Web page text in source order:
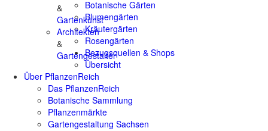
&
Gartenkunst
Architekten
&
Gartengestalter
Botanische Gärten
Blumengärten
Kräutergärten
Rosengärten
Bezugsquellen & Shops
Übersicht
Über PflanzenReich
Das PflanzenReich
Botanische Sammlung
Pflanzenmärkte
Gartengestaltung Sachsen